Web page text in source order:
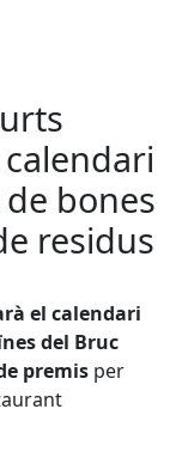
bones
residus
el calendari
del Bruc
premis per